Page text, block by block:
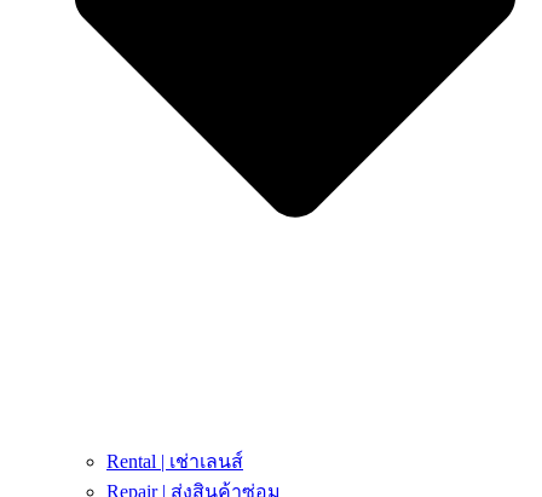
Rental | เช่าเลนส์
Repair | ส่งสินค้าซ่อม